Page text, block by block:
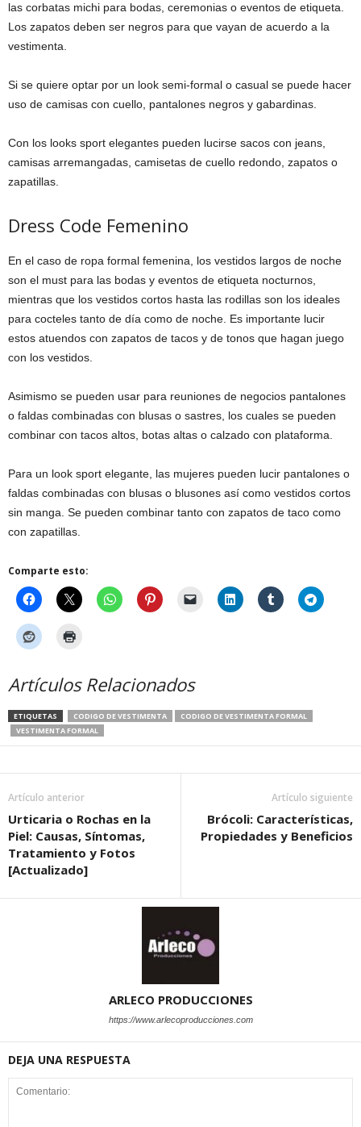
las corbatas michi para bodas, ceremonias o eventos de etiqueta.
Los zapatos deben ser negros para que vayan de acuerdo a la
vestimenta.
Si se quiere optar por un look semi-formal o casual se puede hacer
uso de camisas con cuello, pantalones negros y gabardinas.
Con los looks sport elegantes pueden lucirse sacos con jeans,
camisas arremangadas, camisetas de cuello redondo, zapatos o
zapatillas.
Dress Code Femenino
En el caso de ropa formal femenina, los vestidos largos de noche
son el must para las bodas y eventos de etiqueta nocturnos,
mientras que los vestidos cortos hasta las rodillas son los ideales
para cocteles tanto de día como de noche. Es importante lucir
estos atuendos con zapatos de tacos y de tonos que hagan juego
con los vestidos.
Asimismo se pueden usar para reuniones de negocios pantalones
o faldas combinadas con blusas o sastres, los cuales se pueden
combinar con tacos altos, botas altas o calzado con plataforma.
Para un look sport elegante, las mujeres pueden lucir pantalones o
faldas combinadas con blusas o blusones así como vestidos cortos
sin manga. Se pueden combinar tanto con zapatos de taco como
con zapatillas.
Comparte esto:
Artículos Relacionados
ETIQUETAS CODIGO DE VESTIMENTA
CODIGO DE VESTIMENTA FORMAL
VESTIMENTA FORMAL
Artículo anterior
Urticaria o Rochas en la
Piel: Causas, Síntomas,
Tratamiento y Fotos
[Actualizado]
Artículo siguiente
Brócoli: Características,
Propiedades y Beneficios
ARLECO PRODUCCIONES
https://www.arlecoproducciones.com
DEJA UNA RESPUESTA